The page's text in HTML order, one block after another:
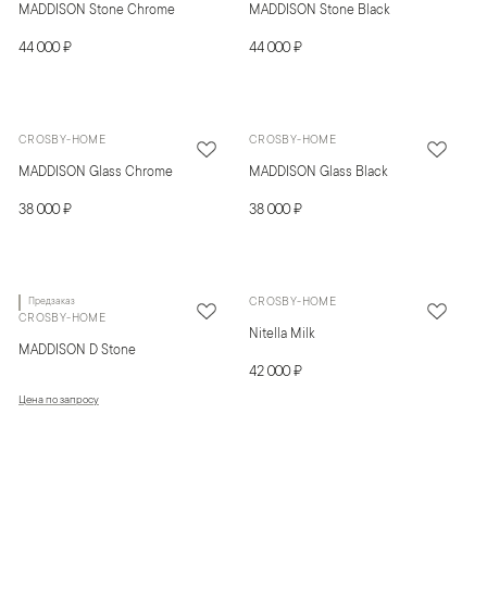
MADDISON Stone Chrome
44 000 ₽
MADDISON Stone Black
44 000 ₽
CROSBY-HOME
MADDISON Glass Chrome
38 000 ₽
CROSBY-HOME
MADDISON Glass Black
38 000 ₽
Предзаказ
CROSBY-HOME
MADDISON D Stone
Цена по запросу
CROSBY-HOME
Nitella Milk
42 000 ₽